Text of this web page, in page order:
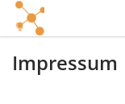
Impressum